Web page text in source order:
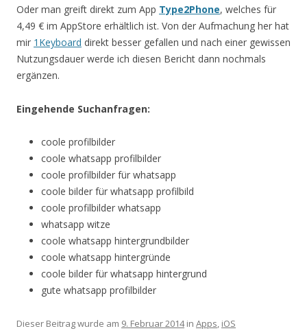
Oder man greift direkt zum App Type2Phone, welches für
4,49 € im AppStore erhältlich ist. Von der Aufmachung her hat
mir 1Keyboard direkt besser gefallen und nach einer gewissen
Nutzungsdauer werde ich diesen Bericht dann nochmals
ergänzen.
Eingehende Suchanfragen:
coole profilbilder
coole whatsapp profilbilder
coole profilbilder für whatsapp
coole bilder für whatsapp profilbild
coole profilbilder whatsapp
whatsapp witze
coole whatsapp hintergrundbilder
coole whatsapp hintergründe
coole bilder für whatsapp hintergrund
gute whatsapp profilbilder
Dieser Beitrag wurde am 9. Februar 2014in Apps, iOS